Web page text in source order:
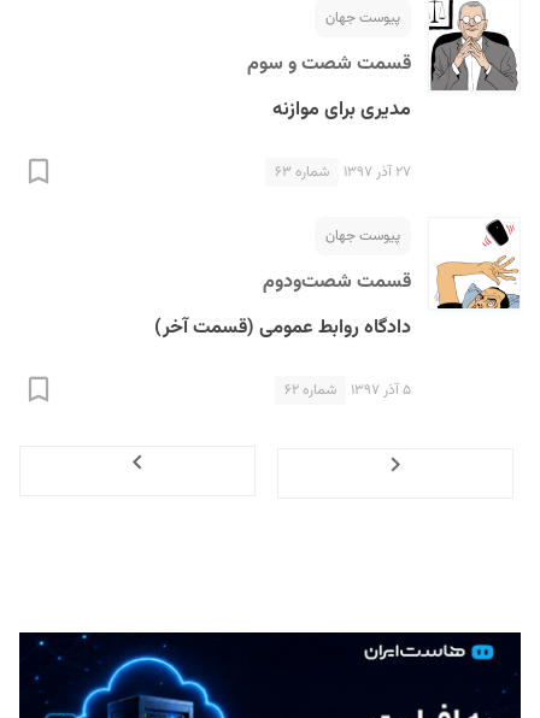
پیوست جهان
قسمت شصت و سوم
مد‌یری برای موازنه
۲۷ آذر ۱۳۹۷ شماره ۶۳
پیوست جهان
قسمت شصت‌ودوم
دادگاه روابط عمومی (قسمت آخر)
۵ آذر ۱۳۹۷ شماره ۶۲